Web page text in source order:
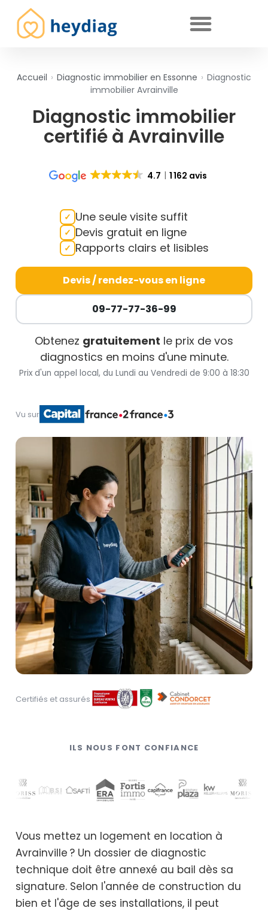
Accueil › Diagnostic immobilier en Essonne › Diagnostic
immobilier Avrainville
Diagnostic immobilier
certifié à Avrainville
4.7 1 162 avis
Une seule visite suffit
Devis gratuit en ligne
Rapports clairs et lisibles
Devis / rendez-vous en ligne
09-77-77-36-99
Obtenez gratuitement le prix de vos
diagnostics en moins d'une minute.
Prix d'un appel local, du Lundi au Vendredi de 9:00 à 18:30
Vu sur
Certifiés et assurés
ILS NOUS FONT CONFIANCE
Vous mettez un logement en location à
Avrainville ? Un dossier de diagnostic
technique doit être annexé au bail dès sa
signature. Selon l'année de construction du
bien et l'âge de ses installations, il peut